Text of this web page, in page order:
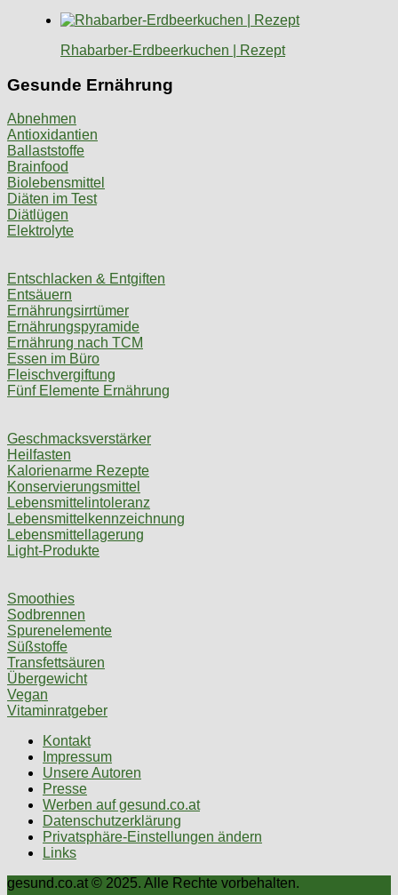
Rhabarber-Erdbeerkuchen | Rezept
Gesunde Ernährung
Abnehmen
Antioxidantien
Ballaststoffe
Brainfood
Biolebensmittel
Diäten im Test
Diätlügen
Elektrolyte
Entschlacken & Entgiften
Entsäuern
Ernährungsirrtümer
Ernährungspyramide
Ernährung nach TCM
Essen im Büro
Fleischvergiftung
Fünf Elemente Ernährung
Geschmacksverstärker
Heilfasten
Kalorienarme Rezepte
Konservierungsmittel
Lebensmittelintoleranz
Lebensmittelkennzeichnung
Lebensmittellagerung
Light-Produkte
Smoothies
Sodbrennen
Spurenelemente
Süßstoffe
Transfettsäuren
Übergewicht
Vegan
Vitaminratgeber
Kontakt
Impressum
Unsere Autoren
Presse
Werben auf gesund.co.at
Datenschutzerklärung
Privatsphäre-Einstellungen ändern
Links
gesund.co.at © 2025. Alle Rechte vorbehalten.